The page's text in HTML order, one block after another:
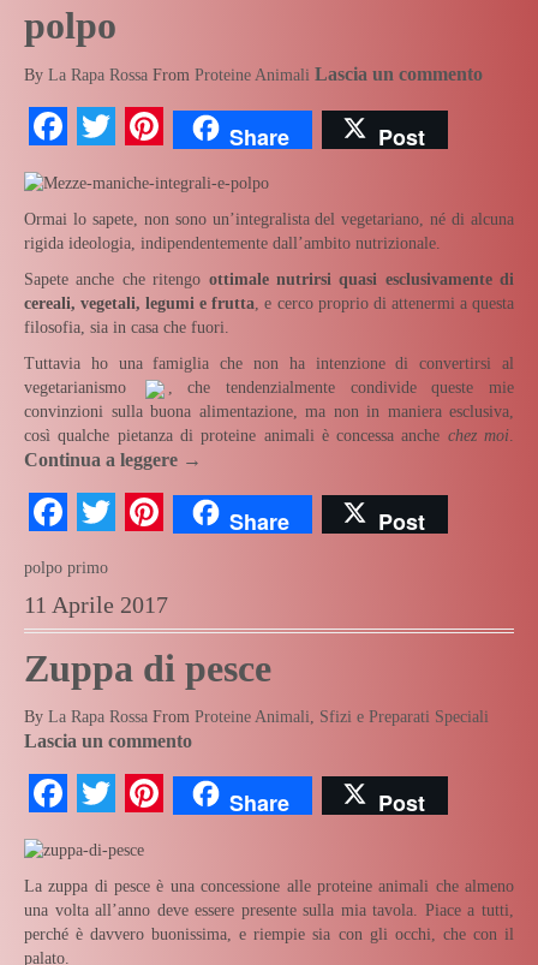
polpo
By La Rapa Rossa From Proteine Animali Lascia un commento
Facebook
TwitterPinterest
Share Post
Ormai lo sapete, non sono un’integralista del vegetariano, né di alcuna
rigida ideologia, indipendentemente dall’ambito nutrizionale.
Sapete anche che ritengo ottimale nutrirsi quasi esclusivamente di
cereali, vegetali, legumi e frutta , e cerco proprio di attenermi a questa
filosofia, sia in casa che fuori.
Tuttavia ho una famiglia che non ha intenzione di convertirsi al
vegetarianismo
, che tendenzialmente condivide queste mie
convinzioni sulla buona alimentazione, ma non in maniera esclusiva,
così qualche pietanza di proteine animali è concessa anche chez moi
Continua a leggere →
Facebook
TwitterPinterest
Share Post
polpo primo
11 Aprile 2017
Zuppa di pesce
By La Rapa Rossa From Proteine Animali Sfizi e Preparati Speciali
Lascia un commento
Facebook
TwitterPinterest
Share Post
La zuppa di pesce è una concessione alle proteine animali che almeno
una volta all’anno deve essere presente sulla mia tavola. Piace a tutti,
perché è davvero buonissima, e riempie sia con gli occhi, che con il
palato.